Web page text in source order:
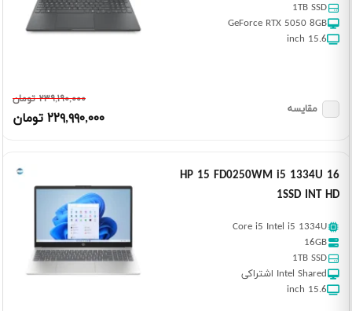
1TB SSD
GeForce RTX 5050 8GB
15.6 inch
٢٣٩,١٩٠,٠٠٠ تومان
٢٢٩,٩٩٠,٠٠٠ تومان
مقایسه
HP 15 FD0250WM i5 1334U 16
1SSD INT HD
Core i5 Intel i5 1334U
16GB
1TB SSD
Intel Shared اشتراکی
15.6 inch